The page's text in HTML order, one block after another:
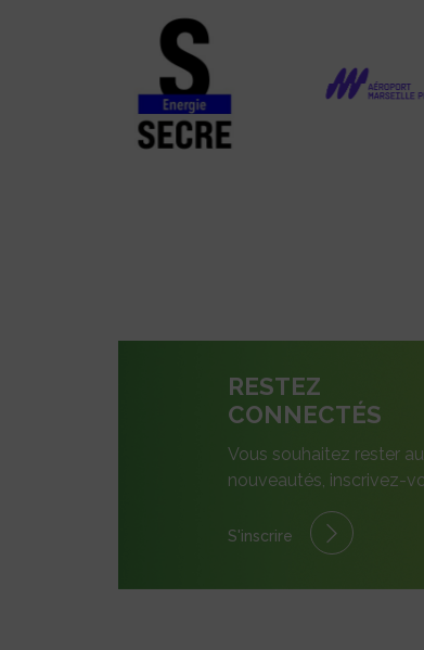
RESTEZ
CONNECTÉS
Vous souhaitez rester
nouveautés, inscrivez-
S'inscrire